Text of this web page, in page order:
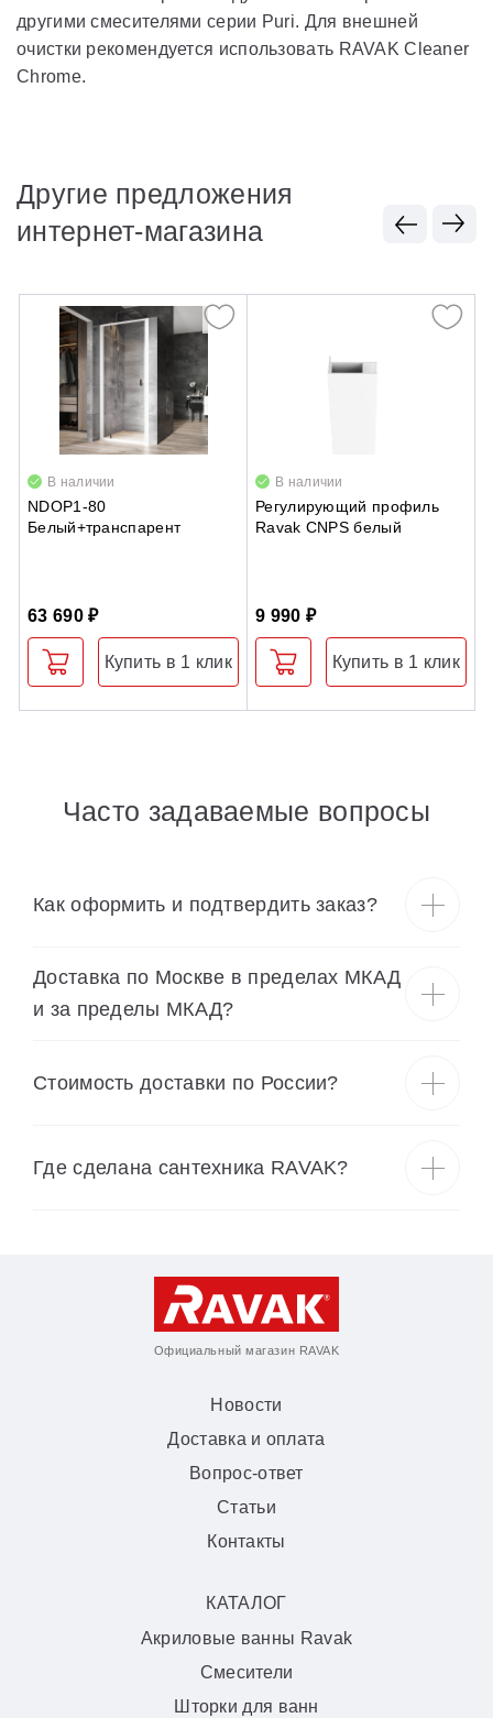
другими смесителями серии Puri. Для внешней
очистки рекомендуется использовать RAVAK Cleaner
Chrome.
Другие предложения
интернет-магазина
В наличии
NDOP1-80
Белый+транспарент
63 690 ₽
Купить в 1 клик
В наличии
Регулирующий профиль
Ravak CNPS белый
9 990 ₽
Купить в 1 клик
Часто задаваемые вопросы
Как оформить и подтвердить заказ?
Доставка по Москве в пределах МКАД
и за пределы МКАД?
Cтоимость доставки по России?
Где сделана сантехника RAVAK?
Официальный магазин RAVAK
Новости
Доставка и оплата
Вопрос-ответ
Статьи
Контакты
КАТАЛОГ
Акриловые ванны Ravak
Смесители
Шторки для ванн